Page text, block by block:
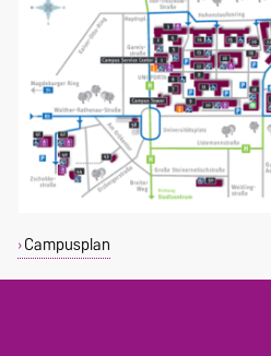
Campusplan